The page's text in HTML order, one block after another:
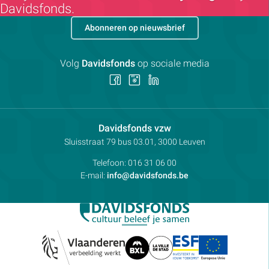
Davidsfonds.
Davidsfonds vzwContactpersoon:
Adres:
Sluisstraat 79 bus 03.01, 3000 Leuven
Telefoon: 016 31 06 00
E-mail: info@davidsfonds.be
Abonneren op nieuwsbrief
Volg Davidsfondsop sociale media
Volg
ons
Facebook
Volg
Instagram
LinkedIn